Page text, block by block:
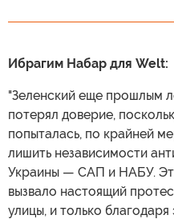
Ибрагим Набар для Welt:
"Зеленский еще прошлым
потерял доверие,
попыталась, по крайней
лишить независимости
Украины — САП и НАБУ.
вызвало настоящий
улицы, и только